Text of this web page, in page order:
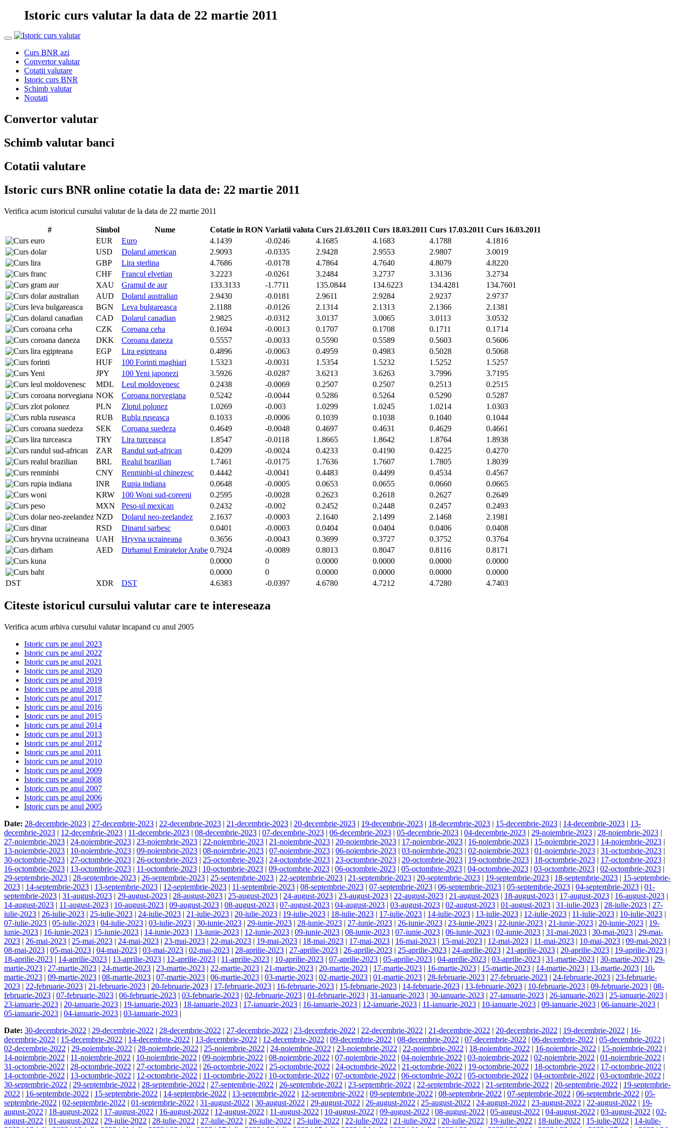
Istoric curs valutar la data de 22 martie 2011
Curs BNR azi
Convertor valutar
Cotatii valutare
Istoric curs BNR
Schimb valutar
Noutati
Convertor valutar
Schimb valutar banci
Cotatii valutare
Istoric curs BNR online cotatie la data de: 22 martie 2011
Verifica acum istoricul cursului valutar de la data de 22 martie 2011
# Simbol Nume Cotatie in RON Variatii valuta Curs 21.03.2011 Curs 18.03.2011 Curs 17.03.2011 Curs 16.03.2011
EUR
Euro 4.1439 -0.0246 4.1685 4.1683 4.1788
4.1816
USD
Dolarul american 2.9093 -0.0335 2.9428 2.9553 2.9807
3.0019
GBP
Lira sterlina 4.7686 -0.0178 4.7864 4.7640 4.8079
4.8220
CHF
Francul elvetian 3.2223 -0.0261 3.2484 3.2737 3.3136
3.2734
XAU
Gramul de aur 133.3133 -1.7711 135.0844 134.6223 134.4281
134.7601
AUD
Dolarul australian 2.9430 -0.0181 2.9611 2.9284 2.9237
2.9737
BGN
Leva bulgareasca 2.1188 -0.0126 2.1314 2.1313 2.1366
2.1381
CAD
Dolarul canadian 2.9825 -0.0312 3.0137 3.0065 3.0113
3.0532
CZK
Coroana ceha 0.1694 -0.0013 0.1707 0.1708 0.1711
0.1714
DKK
Coroana daneza 0.5557 -0.0033 0.5590 0.5589 0.5603
0.5606
EGP
Lira egipteana 0.4896 -0.0063 0.4959 0.4983 0.5028
0.5068
HUF
100 Forinti maghiari 1.5323 -0.0031 1.5354 1.5232 1.5252
1.5257
JPY
100 Yeni japonezi 3.5926 -0.0287 3.6213 3.6263 3.7996
3.7195
MDL
Leul moldovenesc 0.2438 -0.0069 0.2507 0.2507 0.2513
0.2515
NOK
Coroana norvegiana 0.5242 -0.0044 0.5286 0.5264 0.5290
0.5287
PLN
Zlotul polonez 1.0269 -0.003 1.0299 1.0245 1.0214
1.0303
RUB
Rubla ruseasca 0.1033 -0.0006 0.1039 0.1038 0.1040
0.1044
SEK
Coroana suedeza 0.4649 -0.0048 0.4697 0.4631 0.4629
0.4661
TRY
Lira turceasca 1.8547 -0.0118 1.8665 1.8642 1.8764
1.8938
ZAR
Randul sud-african 0.4209 -0.0024 0.4233 0.4190 0.4225
0.4270
BRL
Realul brazilian 1.7461 -0.0175 1.7636 1.7607 1.7805
1.8039
CNY
Renminbi-ul chinezesc 0.4442 -0.0041 0.4483 0.4499 0.4534
0.4567
INR
Rupia indiana 0.0648 -0.0005 0.0653 0.0655 0.0660
0.0665
KRW
100 Woni sud-coreeni 0.2595 -0.0028 0.2623 0.2618 0.2627
0.2649
MXN
Peso-ul mexican 0.2432 -0.002 0.2452 0.2448 0.2457
0.2493
NZD
Dolarul neo-zeelandez 2.1637 -0.0003 2.1640 2.1499 2.1468
2.1981
RSD
Dinarul sarbesc 0.0401 -0.0003 0.0404 0.0404 0.0406
0.0408
UAH
Hryvna ucraineana 0.3656 -0.0043 0.3699 0.3727 0.3752
0.3764
AED
Dirhamul Emiratelor Arabe 0.7924 -0.0089 0.8013 0.8047 0.8116
0.8171
0.0000
0 0.0000 0.0000 0.0000
0.0000
0.0000
0 0.0000 0.0000 0.0000
0.0000
DST
XDR DST 4.6383 -0.0397 4.6780 4.7212 4.7280 4.7403
Citeste istoricul cursului valutar care te intereseaza
Verifica acum arhiva cursului valutar incapand cu anul 2005
Istoric curs pe anul 2023
Istoric curs pe anul 2022
Istoric curs pe anul 2021
Istoric curs pe anul 2020
Istoric curs pe anul 2019
Istoric curs pe anul 2018
Istoric curs pe anul 2017
Istoric curs pe anul 2016
Istoric curs pe anul 2015
Istoric curs pe anul 2014
Istoric curs pe anul 2013
Istoric curs pe anul 2012
Istoric curs pe anul 2011
Istoric curs pe anul 2010
Istoric curs pe anul 2009
Istoric curs pe anul 2008
Istoric curs pe anul 2007
Istoric curs pe anul 2006
Istoric curs pe anul 2005
Date: 28-decembrie-2023 | 27-decembrie-2023 | 22-decembrie-2023 | 21-decembrie-2023 | 20-decembrie-2023 | 19-decembrie-2023 | 18-decembrie-2023 | 15-decembrie-2023 | 14-decembrie-2023 | 13-
decembrie-2023 | 12-decembrie-2023 | 11-decembrie-2023 | 08-decembrie-2023 | 07-decembrie-2023 | 06-decembrie-2023 | 05-decembrie-2023 | 04-decembrie-2023 | 29-noiembrie-2023 | 28-noiembrie-2023 |
27-noiembrie-2023 | 24-noiembrie-2023 | 23-noiembrie-2023 | 22-noiembrie-2023 | 21-noiembrie-2023 | 20-noiembrie-2023 | 17-noiembrie-2023 | 16-noiembrie-2023 | 15-noiembrie-2023 | 14-noiembrie-2023 |
13-noiembrie-2023 | 10-noiembrie-2023 | 09-noiembrie-2023 | 08-noiembrie-2023 | 07-noiembrie-2023 | 06-noiembrie-2023 | 03-noiembrie-2023 | 02-noiembrie-2023 | 01-noiembrie-2023 | 31-octombrie-2023 |
30-octombrie-2023 | 27-octombrie-2023 | 26-octombrie-2023 | 25-octombrie-2023 | 24-octombrie-2023 | 23-octombrie-2023 | 20-octombrie-2023 | 19-octombrie-2023 | 18-octombrie-2023 | 17-octombrie-2023 |
16-octombrie-2023 | 13-octombrie-2023 | 11-octombrie-2023 | 10-octombrie-2023 | 09-octombrie-2023 | 06-octombrie-2023 | 05-octombrie-2023 | 04-octombrie-2023 | 03-octombrie-2023 | 02-octombrie-2023 |
29-septembrie-2023 | 28-septembrie-2023 | 26-septembrie-2023 | 25-septembrie-2023 | 22-septembrie-2023 | 21-septembrie-2023 | 20-septembrie-2023 | 19-septembrie-2023 | 18-septembrie-2023 | 15-septembrie-
2023 | 14-septembrie-2023 | 13-septembrie-2023 | 12-septembrie-2023 | 11-septembrie-2023 | 08-septembrie-2023 | 07-septembrie-2023 | 06-septembrie-2023 | 05-septembrie-2023 | 04-septembrie-2023 | 01-
septembrie-2023 | 31-august-2023 | 29-august-2023 | 28-august-2023 | 25-august-2023 | 24-august-2023 | 23-august-2023 | 22-august-2023 | 21-august-2023 | 18-august-2023 | 17-august-2023 | 16-august-2023 |
14-august-2023 | 11-august-2023 | 10-august-2023 | 09-august-2023 | 08-august-2023 | 07-august-2023 | 04-august-2023 | 03-august-2023 | 02-august-2023 | 01-august-2023 | 31-iulie-2023 | 28-iulie-2023 | 27-
iulie-2023 | 26-iulie-2023 | 25-iulie-2023 | 24-iulie-2023 | 21-iulie-2023 | 20-iulie-2023 | 19-iulie-2023 | 18-iulie-2023 | 17-iulie-2023 | 14-iulie-2023 | 13-iulie-2023 | 12-iulie-2023 | 11-iulie-2023 | 10-iulie-2023 |
07-iulie-2023 | 05-iulie-2023 | 04-iulie-2023 | 03-iulie-2023 | 30-iunie-2023 | 29-iunie-2023 | 28-iunie-2023 | 27-iunie-2023 | 26-iunie-2023 | 23-iunie-2023 | 22-iunie-2023 | 21-iunie-2023 | 20-iunie-2023 | 19-
iunie-2023 | 16-iunie-2023 | 15-iunie-2023 | 14-iunie-2023 | 13-iunie-2023 | 12-iunie-2023 | 09-iunie-2023 | 08-iunie-2023 | 07-iunie-2023 | 06-iunie-2023 | 02-iunie-2023 | 31-mai-2023 | 30-mai-2023 | 29-mai-
2023 | 26-mai-2023 | 25-mai-2023 | 24-mai-2023 | 23-mai-2023 | 22-mai-2023 | 19-mai-2023 | 18-mai-2023 | 17-mai-2023 | 16-mai-2023 | 15-mai-2023 | 12-mai-2023 | 11-mai-2023 | 10-mai-2023 | 09-mai-2023 |
08-mai-2023 | 05-mai-2023 | 04-mai-2023 | 03-mai-2023 | 02-mai-2023 | 28-aprilie-2023 | 27-aprilie-2023 | 26-aprilie-2023 | 25-aprilie-2023 | 24-aprilie-2023 | 21-aprilie-2023 | 20-aprilie-2023 | 19-aprilie-2023 |
18-aprilie-2023 | 14-aprilie-2023 | 13-aprilie-2023 | 12-aprilie-2023 | 11-aprilie-2023 | 10-aprilie-2023 | 07-aprilie-2023 | 05-aprilie-2023 | 04-aprilie-2023 | 03-aprilie-2023 | 31-martie-2023 | 30-martie-2023 | 29-
martie-2023 | 27-martie-2023 | 24-martie-2023 | 23-martie-2023 | 22-martie-2023 | 21-martie-2023 | 20-martie-2023 | 17-martie-2023 | 16-martie-2023 | 15-martie-2023 | 14-martie-2023 | 13-martie-2023 | 10-
martie-2023 | 09-martie-2023 | 08-martie-2023 | 07-martie-2023 | 06-martie-2023 | 03-martie-2023 | 02-martie-2023 | 01-martie-2023 | 28-februarie-2023 | 27-februarie-2023 | 24-februarie-2023 | 23-februarie-
2023 | 22-februarie-2023 | 21-februarie-2023 | 20-februarie-2023 | 17-februarie-2023 | 16-februarie-2023 | 15-februarie-2023 | 14-februarie-2023 | 13-februarie-2023 | 10-februarie-2023 | 09-februarie-2023 | 08-
februarie-2023 | 07-februarie-2023 | 06-februarie-2023 | 03-februarie-2023 | 02-februarie-2023 | 01-februarie-2023 | 31-ianuarie-2023 | 30-ianuarie-2023 | 27-ianuarie-2023 | 26-ianuarie-2023 | 25-ianuarie-2023 |
23-ianuarie-2023 | 20-ianuarie-2023 | 19-ianuarie-2023 | 18-ianuarie-2023 | 17-ianuarie-2023 | 16-ianuarie-2023 | 12-ianuarie-2023 | 11-ianuarie-2023 | 10-ianuarie-2023 | 09-ianuarie-2023 | 06-ianuarie-2023 |
05-ianuarie-2023 | 04-ianuarie-2023 | 03-ianuarie-2023 |
Date: 30-decembrie-2022 | 29-decembrie-2022 | 28-decembrie-2022 | 27-decembrie-2022 | 23-decembrie-2022 | 22-decembrie-2022 | 21-decembrie-2022 | 20-decembrie-2022 | 19-decembrie-2022 | 16-
decembrie-2022 | 15-decembrie-2022 | 14-decembrie-2022 | 13-decembrie-2022 | 12-decembrie-2022 | 09-decembrie-2022 | 08-decembrie-2022 | 07-decembrie-2022 | 06-decembrie-2022 | 05-decembrie-2022 |
02-decembrie-2022 | 29-noiembrie-2022 | 28-noiembrie-2022 | 25-noiembrie-2022 | 24-noiembrie-2022 | 23-noiembrie-2022 | 22-noiembrie-2022 | 18-noiembrie-2022 | 16-noiembrie-2022 | 15-noiembrie-2022 |
14-noiembrie-2022 | 11-noiembrie-2022 | 10-noiembrie-2022 | 09-noiembrie-2022 | 08-noiembrie-2022 | 07-noiembrie-2022 | 04-noiembrie-2022 | 03-noiembrie-2022 | 02-noiembrie-2022 | 01-noiembrie-2022 |
31-octombrie-2022 | 28-octombrie-2022 | 27-octombrie-2022 | 26-octombrie-2022 | 25-octombrie-2022 | 24-octombrie-2022 | 21-octombrie-2022 | 19-octombrie-2022 | 18-octombrie-2022 | 17-octombrie-2022 |
14-octombrie-2022 | 13-octombrie-2022 | 12-octombrie-2022 | 11-octombrie-2022 | 10-octombrie-2022 | 07-octombrie-2022 | 06-octombrie-2022 | 05-octombrie-2022 | 04-octombrie-2022 | 03-octombrie-2022 |
30-septembrie-2022 | 29-septembrie-2022 | 28-septembrie-2022 | 27-septembrie-2022 | 26-septembrie-2022 | 23-septembrie-2022 | 22-septembrie-2022 | 21-septembrie-2022 | 20-septembrie-2022 | 19-septembrie-
2022 | 16-septembrie-2022 | 15-septembrie-2022 | 14-septembrie-2022 | 13-septembrie-2022 | 12-septembrie-2022 | 09-septembrie-2022 | 08-septembrie-2022 | 07-septembrie-2022 | 06-septembrie-2022 | 05-
septembrie-2022 | 02-septembrie-2022 | 01-septembrie-2022 | 31-august-2022 | 30-august-2022 | 29-august-2022 | 26-august-2022 | 25-august-2022 | 24-august-2022 | 23-august-2022 | 22-august-2022 | 19-
august-2022 | 18-august-2022 | 17-august-2022 | 16-august-2022 | 12-august-2022 | 11-august-2022 | 10-august-2022 | 09-august-2022 | 08-august-2022 | 05-august-2022 | 04-august-2022 | 03-august-2022 | 02-
august-2022 | 01-august-2022 | 29-iulie-2022 | 28-iulie-2022 | 27-iulie-2022 | 26-iulie-2022 | 25-iulie-2022 | 22-iulie-2022 | 21-iulie-2022 | 20-iulie-2022 | 19-iulie-2022 | 18-iulie-2022 | 15-iulie-2022 | 14-iulie-